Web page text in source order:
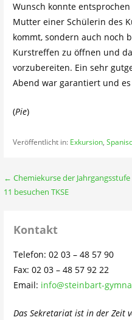
Wunsch konnte
Mutter einer Schülerin des
kommt, sondern auch noch
Kurstreffen zu öffnen und
vorzubereiten. Ein sehr
Abend war garantiert und
(Pie)
Veröffentlicht in: Exkursion,
← Chemiekurse der Jahrgangsstufe
11 besuchen TKSE
Kontakt
Telefon: 02 03 – 48 57 90
Fax: 02 03 – 48 57 92 22
Email: info@steinbart-
Das Sekretariat ist in der Zeit